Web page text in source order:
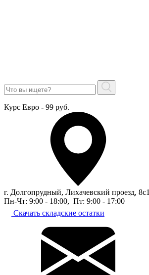
Курс Евро - 99 руб.
г. Долгопрудный, Лихачевский проезд, 8c1
Пн-Чт: 9:00 - 18:00, Пт: 9:00 - 17:00
Скачать складские остатки